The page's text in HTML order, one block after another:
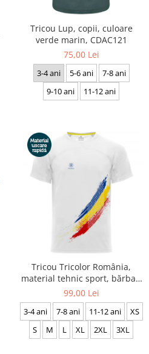
Tricou Lup, copii, culoare
verde marin, CDAC121
75,00 Lei
3-4 ani 5-6 ani
7-8 ani
9-10 ani
11-12 ani
Tricou Tricolor România,
material tehnic sport, bărbat,
culoare albă, CS19
99,00 Lei
3-4 ani 7-8 ani 11-12 ani
XS
S
M L XL 2XL 3XL